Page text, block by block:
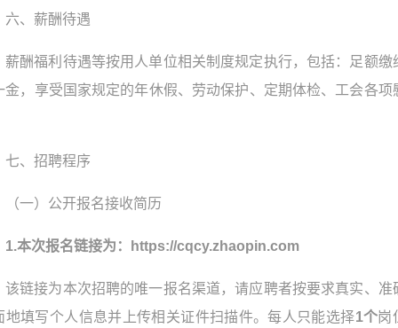
六、薪酬待遇
薪酬福利待遇等按用人单位相关制度规定执行，包括：足额缴
金，享受国家规定的年休假、劳动保护、定期体检、工会各项
七、招聘程序
（一）公开报名接收简历
1.本次报名链接为：https://cqcy.zhaopin.com
该链接为本次招聘的唯一报名渠道，请应聘者按要求真实、准
地填写个人信息并上传相关证件扫描件。每人只能选择1个岗